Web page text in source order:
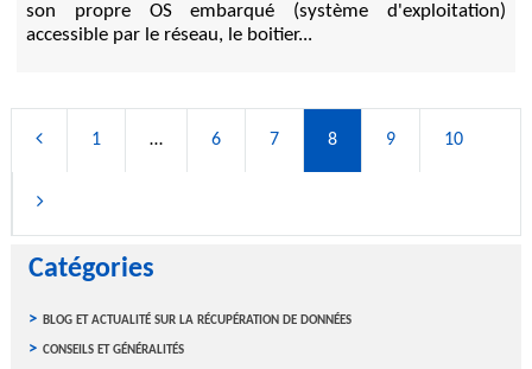
son propre OS embarqué (système d'exploitation)
accessible par le réseau, le boitier...
1 … 6 7 8 9 10
Catégories
blog et actualité sur la récupération de données
conseils et généralités